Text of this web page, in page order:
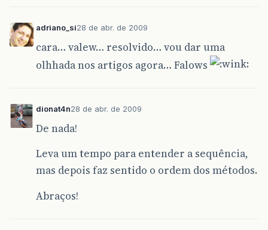
adriano_si28 de abr. de 2009
cara… valew… resolvido… vou dar uma
olhhada nos artigos agora… Falows
dionat4n28 de abr. de 2009
De nada!
Leva um tempo para entender a sequência,
mas depois faz sentido o ordem dos métodos.
Abraços!